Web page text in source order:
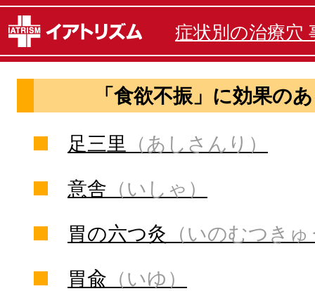
症状別の治療穴
「食欲不振」に効果の
足三里 （あしさんり）
意舎 （いしゃ）
胃の六つ灸 （いのむつき
胃兪 （いゆ）